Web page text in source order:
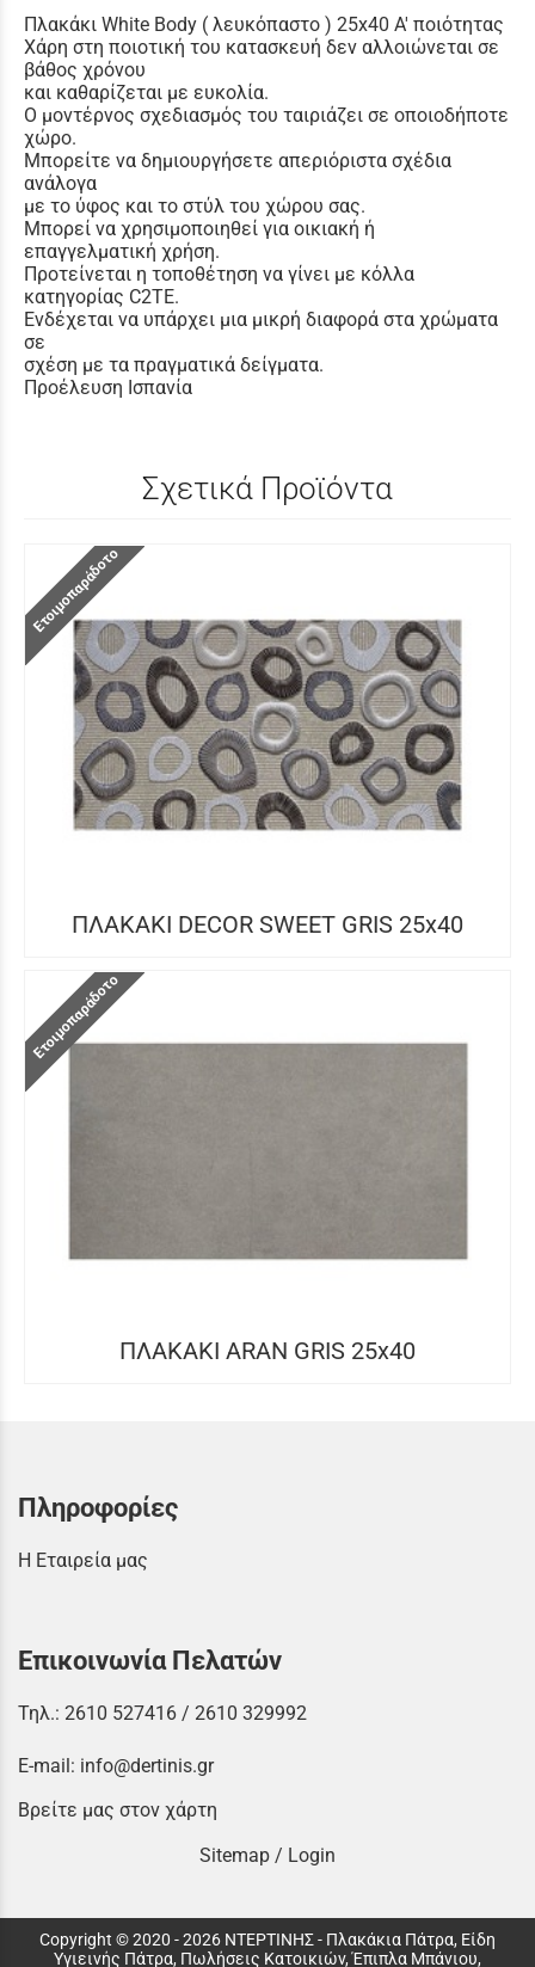
Πλακάκι White Body ( λευκόπαστο ) 25x40 Α' ποιότητας
Χάρη στη ποιοτική του κατασκευή δεν αλλοιώνεται σε
βάθος χρόνου
και καθαρίζεται με ευκολία.
Ο μοντέρνος σχεδιασμός του ταιριάζει σε οποιοδήποτε
χώρο.
Μπορείτε να δημιουργήσετε απεριόριστα σχέδια
ανάλογα
με το ύφος και το στύλ του χώρου σας.
Μπορεί να χρησιμοποιηθεί για οικιακή ή
επαγγελματική χρήση.
Προτείνεται η τοποθέτηση να γίνει με κόλλα
κατηγορίας C2TE.
Ενδέχεται να υπάρχει μια μικρή διαφορά στα χρώματα
σε
σχέση με τα πραγματικά δείγματα.
Προέλευση Ισπανία
Σχετικά Προϊόντα
Ετοιμοπαράδοτο
ΠΛΑΚΑΚΙ DECOR SWEET GRIS 25x40
Ετοιμοπαράδοτο
ΠΛΑΚΑΚΙ ARAN GRIS 25x40
Πληροφορίες
Η Εταιρεία μας
Επικοινωνία Πελατών
Τηλ.: 2610 527416 / 2610 329992
E-mail: info@dertinis.gr
Βρείτε μας στον χάρτη
Sitemap / Login
Copyright © 2020 - 2026 ΝΤΕΡΤΙΝΗΣ - Πλακάκια Πάτρα, Είδη
Υγιεινής Πάτρα, Πωλήσεις Κατοικιών, Έπιπλα Μπάνιου,